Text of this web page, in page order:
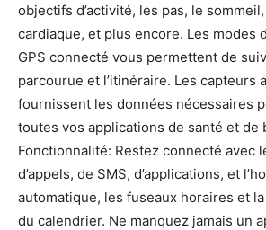
objectifs d’activité, les pas, le
cardiaque, et plus encore. Les modes
GPS connecté vous permettent de
parcourue et l’itinéraire. Les capteurs
fournissent les données nécessaires
toutes vos applications de santé et de
Fonctionnalité: Restez connecté avec
d’appels, de SMS, d’applications, et
automatique, les fuseaux horaires et
du calendrier. Ne manquez jamais un